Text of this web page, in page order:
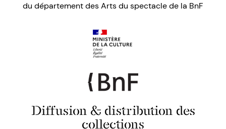
du département des Arts du spectacle de la BnF
Diffusion & distribution des
collections